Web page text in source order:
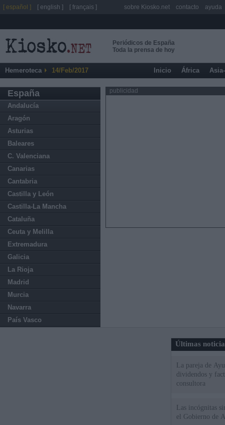
Periódicos de España
Toda la prensa de hoy
Hemeroteca 14/Feb/2017 Inicio África
España
Andalucía
Aragón
Asturias
Baleares
C. Valenciana
Canarias
Cantabria
Castilla y León
Castilla-La Mancha
Cataluña
Ceuta y Melilla
Extremadura
Galicia
La Rioja
Madrid
Murcia
Navarra
País Vasco
publicidad
Últimas
La pareja de
dividendos y
consultora
Las incógnitas
el Gobierno de
[ español ] [ english ] [ français ] sobre Kiosko.net contacto ayuda